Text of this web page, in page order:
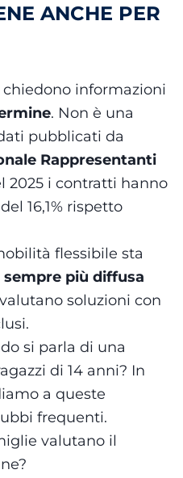
ANCHE PER
informazioni
. Non è una
pubblicati da
Rappresentanti
2025 i contratti hanno
16,1% rispetto
flessibile sta
più diffusa
soluzioni con
si parla di una
di 14 anni? In
a queste
frequenti.
valutano il